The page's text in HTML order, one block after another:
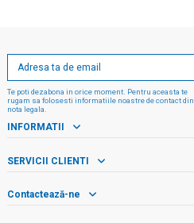
Te poti dezabona in orice moment. Pentru aceasta te
rugam sa folosesti informatiile noastre de contact din
nota legala.
INFORMATII
SERVICII CLIENTI
Contactează-ne